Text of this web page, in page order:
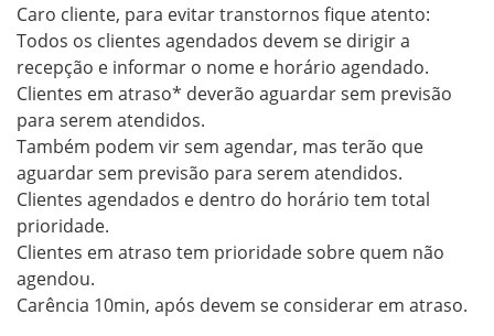
Caro cliente, para evitar transtornos fique atento:
Todos os clientes agendados devem se dirigir a
recepção e informar o nome e horário agendado.
Clientes em atraso* deverão aguardar sem previsão
para serem atendidos.
Também podem vir sem agendar, mas terão que
aguardar sem previsão para serem atendidos.
Clientes agendados e dentro do horário tem total
prioridade.
Clientes em atraso tem prioridade sobre quem não
agendou.